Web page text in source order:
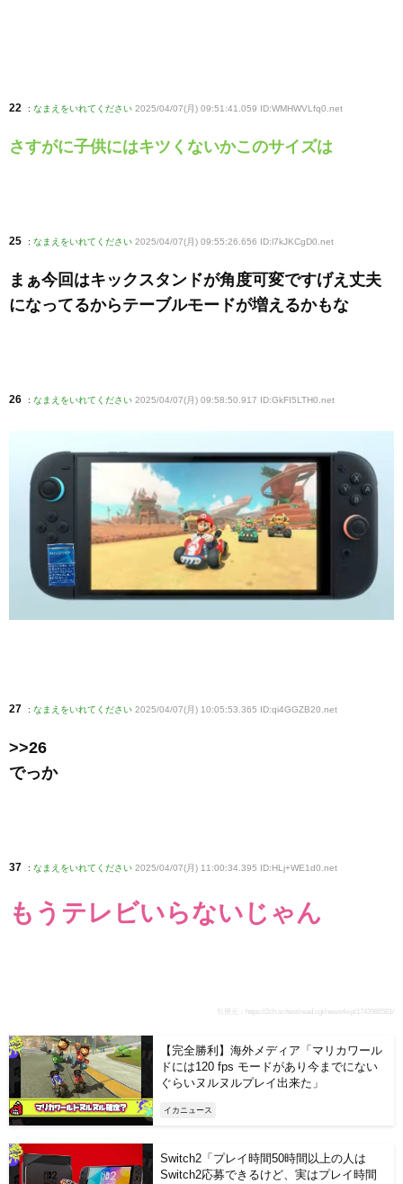
22 : なまえをいれてください 2025/04/07(月) 09:51:41.059 ID:WMHWVLfq0 .net
さすがに子供にはキツくないかこのサイズは
25 : なまえをいれてください 2025/04/07(月) 09:55:26.656 ID:l7kJKCgD0 .net
まぁ今回はキックスタンドが角度可変ですげえ丈夫
になってるからテーブルモードが増えるかもな
26 : なまえをいれてください 2025/04/07(月) 09:58:50.917 ID:GkFI5LTH0 .net
27 : なまえをいれてください 2025/04/07(月) 10:05:53.365 ID:qi4GGZB20 .net
>>26
でっか
37 : なまえをいれてください 2025/04/07(月) 11:00:34.395 ID:HLj+WE1d0 .net
もうテレビいらないじゃん
引用元： https://2ch.sc/test/read.cgi/news4vip/1743986581/
【完全勝利】海外メディア「マリカワール
ドには120 fps モードがあり今までにない
ぐらいヌルヌルプレイ出来た」
イカニュース
Switch2「プレイ時間50時間以上の人は
Switch2応募できるけど、実はプレイ時間